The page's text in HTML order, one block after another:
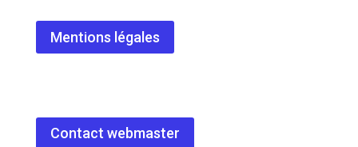
Mentions légales
Contact webmaster